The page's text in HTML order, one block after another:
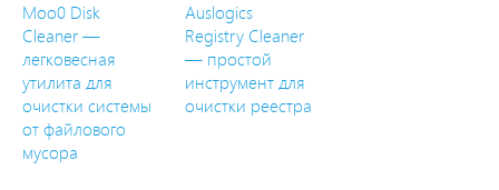
Moo0 Disk
Cleaner —
легковесная
утилита для
очистки системы
от файлового
мусора
Auslogics
Registry Cleaner
— простой
инструмент для
очистки реестра